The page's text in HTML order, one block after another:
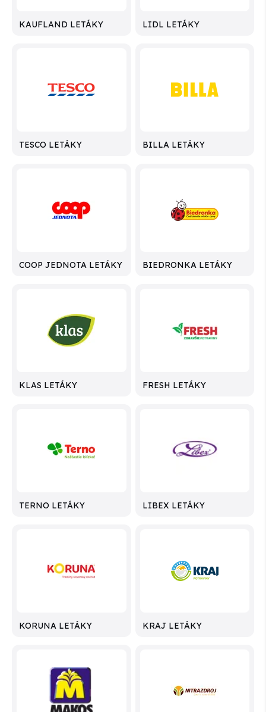
KAUFLAND LETÁKY LIDL LETÁKY
TESCO LETÁKY BILLA LETÁKY
COOP JEDNOTA LETÁKY BIEDRONKA LETÁKY
KLAS LETÁKY FRESH LETÁKY
TERNO LETÁKY LIBEX LETÁKY
KORUNA LETÁKY KRAJ LETÁKY